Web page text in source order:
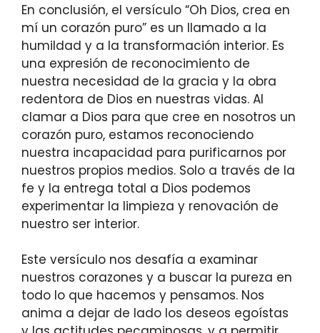
En conclusión, el versículo “Oh Dios, crea en
mí un corazón puro” es un llamado a la
humildad y a la transformación interior. Es
una expresión de reconocimiento de
nuestra necesidad de la gracia y la obra
redentora de Dios en nuestras vidas. Al
clamar a Dios para que cree en nosotros un
corazón puro, estamos reconociendo
nuestra incapacidad para purificarnos por
nuestros propios medios. Solo a través de la
fe y la entrega total a Dios podemos
experimentar la limpieza y renovación de
nuestro ser interior.
Este versículo nos desafía a examinar
nuestros corazones y a buscar la pureza en
todo lo que hacemos y pensamos. Nos
anima a dejar de lado los deseos egoístas